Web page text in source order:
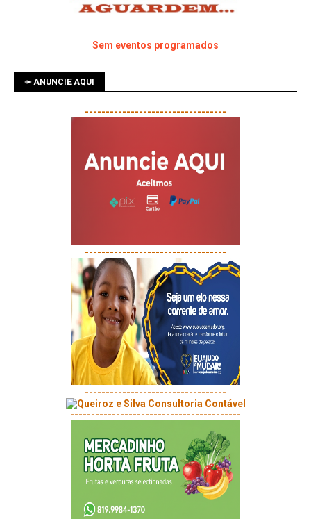
Sem eventos programados
➛ ANUNCIE AQUI
----------------------------------
----------------------------------
----------------------------------
-----------------------------------------